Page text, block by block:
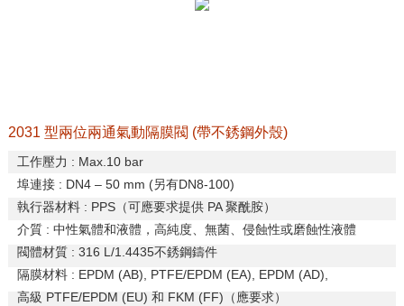
2031 型兩位兩通氣動隔膜閥 (帶不銹鋼外殼)
工作壓力 : Max.10 bar
埠連接: DN4 – 50 mm (另有DN8-100)
執行器材料: PPS（可應要求提供PA聚酰胺）
介質: 中性氣體和液體，高純度、無菌、侵蝕性或磨蝕性液體
閥體材質: 316 L/1.4435不銹鋼鑄件
隔膜材料: EPDM (AB), PTFE/EPDM (EA), EPDM (AD),
高級 PTFE/EPDM (EU) 和 FKM (FF) （應要求）